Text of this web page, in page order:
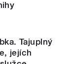
Tajuplný
jejích